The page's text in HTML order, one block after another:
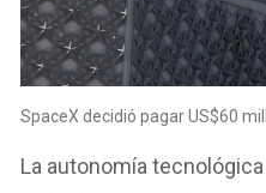
SpaceX decidió pagar US$60
La autonomía